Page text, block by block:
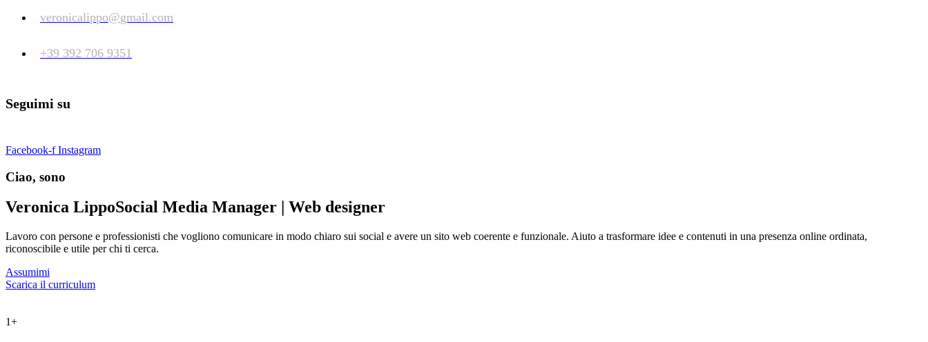
veronicalippo@gmail.com
+39 392 706 9351
Seguimi su
Facebook-f Instagram
Ciao, sono
Veronica LippoSocial Media Manager | Web designer
Lavoro con persone e professionisti che vogliono comunicare in modo chiaro sui social e avere un sito web coerente e funzionale. Aiuto a trasformare idee e contenuti in una presenza online ordinata,
riconoscibile e utile per chi ti cerca.
Assumimi
Scarica il curriculum
1+